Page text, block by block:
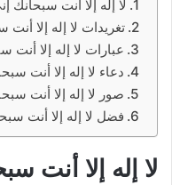
لا إله إلا أنت
تغريدات لا إله إلا
عبارات لا إله إلا
دعاء لا إله إلا أنت
صور لا إله إلا أنت
فضل لا إله إلا أنت
لا إله إلا أنت